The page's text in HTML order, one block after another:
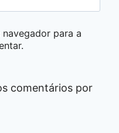
para a
comentários por